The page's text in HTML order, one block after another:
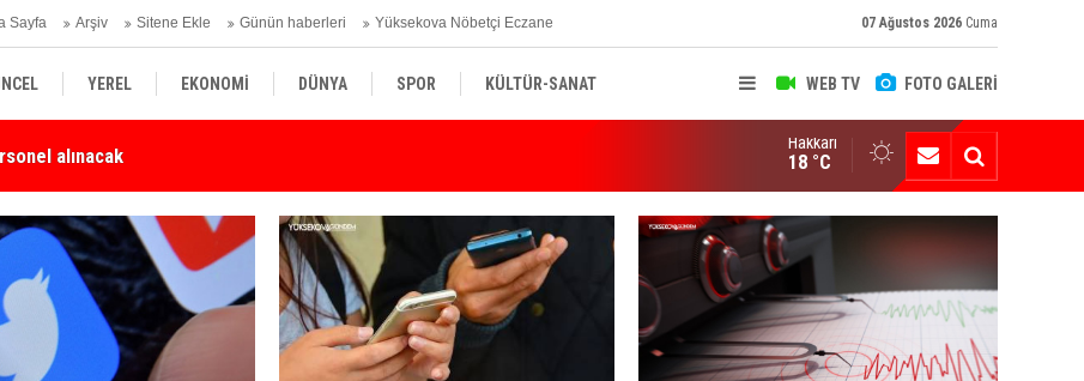
Sayfa Arşiv Sitene Ekle Günün haberleri Yüksekova Nöbetçi Eczane 07 Ağustos 2026 Cuma
WEB TV FOTO GALERİ
YEREL EKONOMİ DÜNYA SPOR KÜLTÜR-SANAT
SİYASET TEKNOLOJİ
alınacak
Duyarlılık Çağrısı
Yüksekova'nın Sanayi Geleceği Masaya Yatırıldı
Hakkari
18 °C